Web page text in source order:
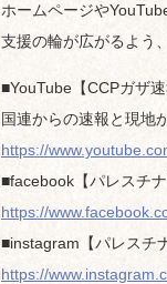
ホームページや
支援の輪が広がるよう
■YouTube【CCPガザ速
国連からの速報と現地
https://
■facebook【パレスチ
https://
■instagram【パレスチ
https://